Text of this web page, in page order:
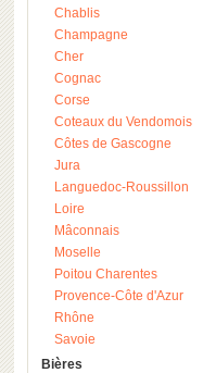
Chablis
Champagne
Cher
Cognac
Corse
Coteaux du Vendomois
Côtes de Gascogne
Jura
Languedoc-Roussillon
Loire
Mâconnais
Moselle
Poitou Charentes
Provence-Côte d'Azur
Rhône
Savoie
Bières